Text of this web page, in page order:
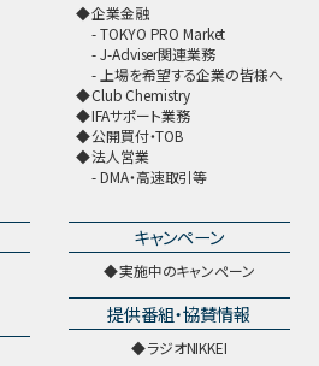
企業金融
TOKYO PRO Market
J-Adviser関連業務
上場を希望する企業の皆様へ
Club Chemistry
IFAサポート業務
公開買付・TOB
法人営業
DMA・高速取引等
キャンペーン
実施中のキャンペーン
提供番組・協賛情報
ラジオNIKKEI